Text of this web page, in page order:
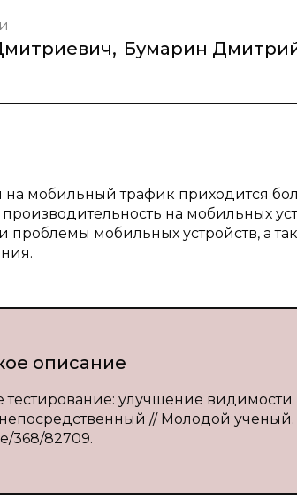
, Бумарин
мобильный трафик приходится
на мобильных
проблемы мобильных устройств, а
описание
улучшение видимости
// Молодой
368/82709.